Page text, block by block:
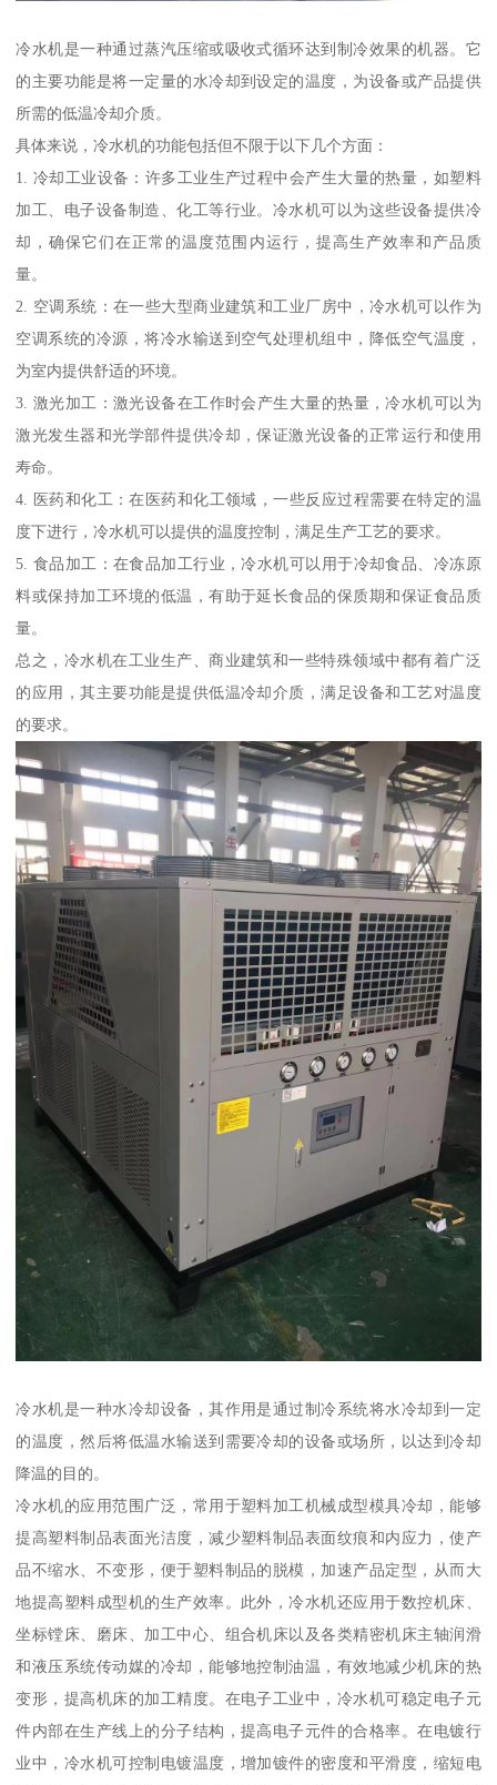
冷水机是一种通过蒸汽压缩或吸收式循环达到制冷效果的机器。它
的主要功能是将一定量的水冷却到设定的温度，为设备或产品提供
所需的低温冷却介质。
具体来说，冷水机的功能包括但不限于以下几个方面：
1. 冷却工业设备：许多工业生产过程中会产生大量的热量，如塑料
加工、电子设备制造、化工等行业。冷水机可以为这些设备提供冷
却，确保它们在正常的温度范围内运行，提高生产效率和产品质
量。
2. 空调系统：在一些大型商业建筑和工业厂房中，冷水机可以作为
空调系统的冷源，将冷水输送到空气处理机组中，降低空气温度，
为室内提供舒适的环境。
3. 激光加工：激光设备在工作时会产生大量的热量，冷水机可以为
激光发生器和光学部件提供冷却，保证激光设备的正常运行和使用
寿命。
4. 医药和化工：在医药和化工领域，一些反应过程需要在特定的温
度下进行，冷水机可以提供的温度控制，满足生产工艺的要求。
5. 食品加工：在食品加工行业，冷水机可以用于冷却食品、冷冻原
料或保持加工环境的低温，有助于延长食品的保质期和保证食品质
量。
总之，冷水机在工业生产、商业建筑和一些特殊领域中都有着广泛
的应用，其主要功能是提供低温冷却介质，满足设备和工艺对温度
的要求。
冷水机是一种水冷却设备，其作用是通过制冷系统将水冷却到一定
的温度，然后将低温水输送到需要冷却的设备或场所，以达到冷却
降温的目的。
冷水机的应用范围广泛，常用于塑料加工机械成型模具冷却，能够
提高塑料制品表面光洁度，减少塑料制品表面纹痕和内应力，使产
品不缩水、不变形，便于塑料制品的脱模，加速产品定型，从而大
地提高塑料成型机的生产效率。此外，冷水机还应用于数控机床、
坐标镗床、磨床、加工中心、组合机床以及各类精密机床主轴润滑
和液压系统传动媒的冷却，能够地控制油温，有效地减少机床的热
变形，提高机床的加工精度。在电子工业中，冷水机可稳定电子元
件内部在生产线上的分子结构，提高电子元件的合格率。在电镀行
业中，冷水机可控制电镀温度，增加镀件的密度和平滑度，缩短电